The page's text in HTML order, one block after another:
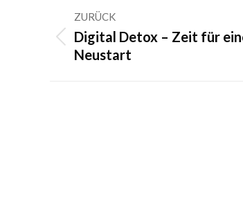
ZURÜCK
Vorheriger
Beitrag:
Digital Detox – Zeit für
Neustart